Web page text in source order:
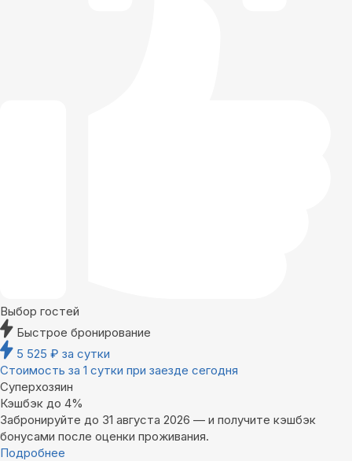
Выбор гостей
Быстрое бронирование
5 525 ₽ за сутки
Стоимость за 1 сутки при заезде сегодня
Суперхозяин
Кэшбэк до 4%
Забронируйте до 31 августа 2026 — и получите кэшбэк
бонусами после оценки проживания.
Подробнее